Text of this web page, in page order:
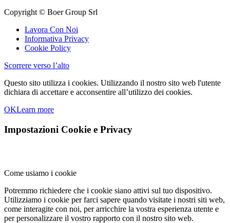
Copyright © Boer Group Srl
Lavora Con Noi
Informativa Privacy
Cookie Policy
Scorrere verso l’alto
Questo sito utilizza i cookies. Utilizzando il nostro sito web l'utente
dichiara di accettare e acconsentire all’utilizzo dei cookies.
OKLearn more
Impostazioni Cookie e Privacy
Come usiamo i cookie
Potremmo richiedere che i cookie siano attivi sul tuo dispositivo.
Utilizziamo i cookie per farci sapere quando visitate i nostri siti web,
come interagite con noi, per arricchire la vostra esperienza utente e
per personalizzare il vostro rapporto con il nostro sito web.